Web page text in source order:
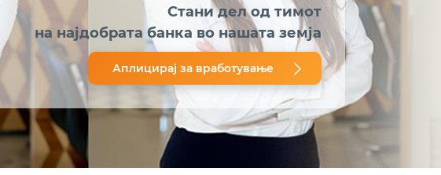
Стани дел од тимот
на најдобрата банка во нашата земја
Аплицирај за вработување